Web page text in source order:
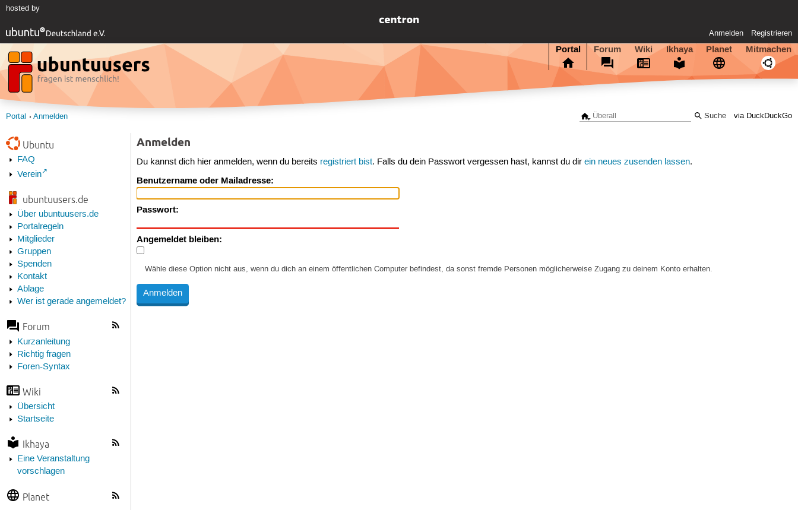
hosted by
Anmelden Registrieren
Portal Forum Wiki Ikhaya Planet Mitmachen
via DuckDuckGo
Portal Anmelden
Ubuntu
FAQ
Verein
ubuntuusers.de
Über ubuntuusers.de
Portalregeln
Mitglieder
Gruppen
Spenden
Kontakt
Ablage
Wer ist gerade angemeldet?
Forum
Kurzanleitung
Richtig fragen
Foren-Syntax
Wiki
Übersicht
Startseite
Ikhaya
Eine Veranstaltung
vorschlagen
Planet
Anmelden
Du kannst dich hier anmelden, wenn du bereits registriert bist. Falls du dein Passwort vergessen hast, kannst du direin neues zusenden lassen.
Benutzername oder Mailadresse:
Passwort:
Angemeldet bleiben:
Wähle diese Option nicht aus, wenn du dich an einem öffentlichen Computer befindest, da sonst fremde Personen möglicherweise Zugang zu deinem Konto erhalten.